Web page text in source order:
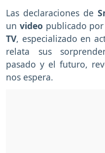
Las declaraciones de
un video publicado
TV, especializado en
relata sus
pasado y el futuro,
nos espera.